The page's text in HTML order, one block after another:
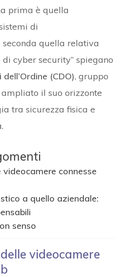
prima è quella
di
quella relativa
cyber security” spiegano
(CDO), gruppo
il suo orizzonte
tra sicurezza fisica e
connesse
a quello aziendale:
senso
videocamere